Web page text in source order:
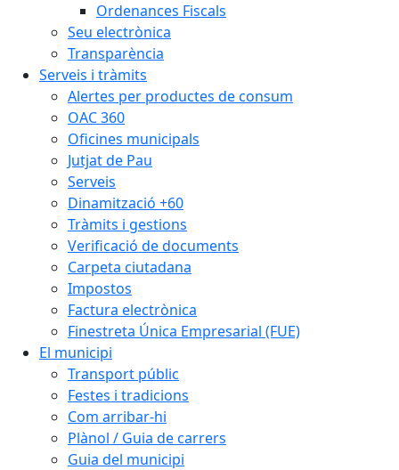
Ordenances Fiscals
Seu electrònica
Transparència
Serveis i tràmits
Alertes per productes de consum
OAC 360
Oficines municipals
Jutjat de Pau
Serveis
Dinamització +60
Tràmits i gestions
Verificació de documents
Carpeta ciutadana
Impostos
Factura electrònica
Finestreta Única Empresarial (FUE)
El municipi
Transport públic
Festes i tradicions
Com arribar-hi
Plànol / Guia de carrers
Guia del municipi